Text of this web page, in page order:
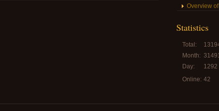
Overview
Statistics
Online: 42
Total:
Month:
Day:
1292